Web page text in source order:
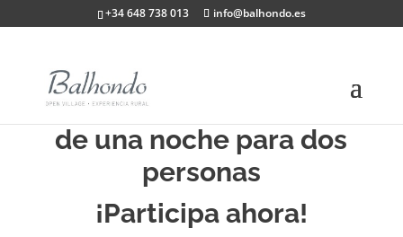
+34 648 738 013 info@balhondo.es
Sorteo de una estancia
de una noche para dos
personas
¡Participa ahora!